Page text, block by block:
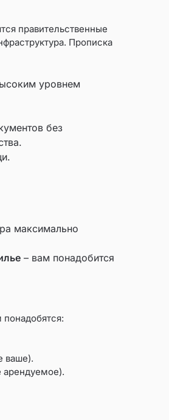
правительственные
Прописка
уровнем
без
максимально
– вам понадобится
ваше).
арендуемое).